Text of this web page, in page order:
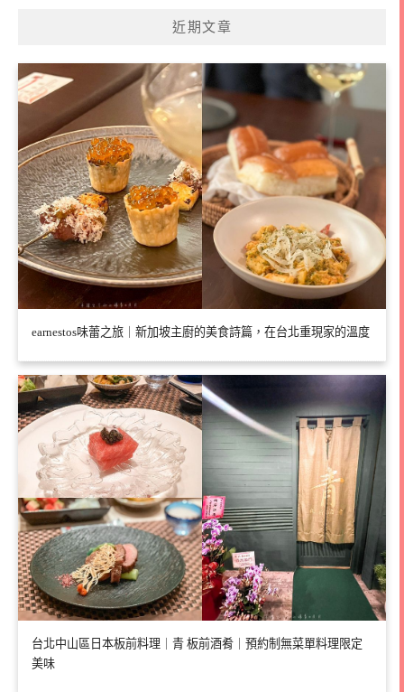
近期文章
earnestos味蕾之旅｜新加坡主廚的美食詩篇，在台北重現家的溫度
台北中山區日本板前料理｜青 板前酒肴｜預約制無菜單料理限定
美味